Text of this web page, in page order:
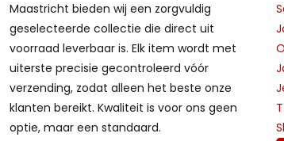
Maastricht bieden wij een zorgvuldig
geselecteerde collectie die direct uit
voorraad leverbaar is. Elk item wordt met
uiterste precisie gecontroleerd vóór
verzending, zodat alleen het beste onze
klanten bereikt. Kwaliteit is voor ons geen
optie, maar een standaard.